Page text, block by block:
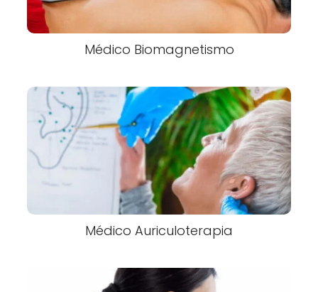
Médico Biomagnetismo
Médico Auriculoterapia